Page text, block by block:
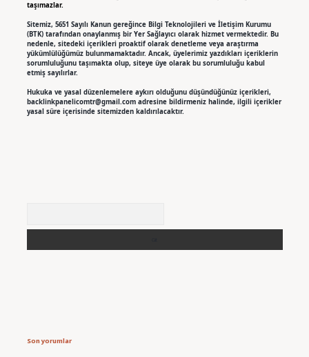
taşımazlar.
Sitemiz, 5651 Sayılı Kanun gereğince Bilgi Teknolojileri ve İletişim Kurumu
(BTK) tarafından onaylanmış bir Yer Sağlayıcı olarak hizmet vermektedir. Bu
nedenle, sitedeki içerikleri proaktif olarak denetleme veya araştırma
yükümlülüğümüz bulunmamaktadır. Ancak, üyelerimiz yazdıkları içeriklerin
sorumluluğunu taşımakta olup, siteye üye olarak bu sorumluluğu kabul
etmiş sayılırlar.
Hukuka ve yasal düzenlemelere aykırı olduğunu düşündüğünüz içerikleri,
backlinkpanelicomtr@gmail.comadresine bildirmeniz halinde, ilgili içerikler
yasal süre içerisinde sitemizden kaldırılacaktır.
Son yorumlar